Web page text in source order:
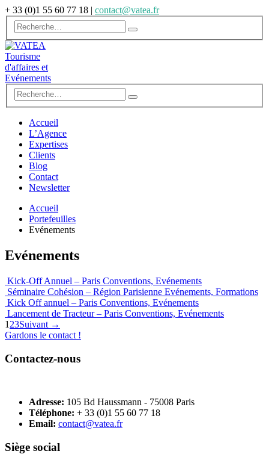
+ 33 (0)1 55 60 77 18 | contact@vatea.fr
Accueil
L’Agence
Expertises
Clients
Blog
Contact
Newsletter
Accueil
Portefeuilles
Evénements
Evénements
Kick-Off Annuel – Paris Conventions, Evénements
Séminaire Cohésion – Région Parisienne Evénements, Formations
Kick Off annuel – Paris Conventions, Evénements
Lancement de Tracteur – Paris Conventions, Evénements
1 23Suivant →
Gardons le contact !
Contactez-nous
Adresse: 105 Bd Haussmann - 75008 Paris
Téléphone: + 33 (0)1 55 60 77 18
Email: contact@vatea.fr
Siège social